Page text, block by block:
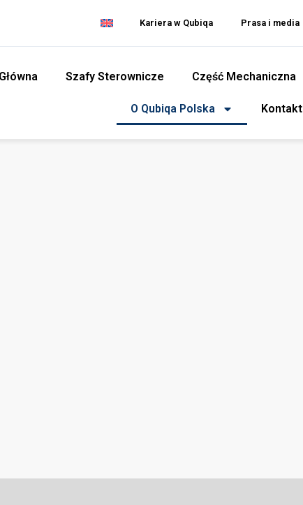
Kariera w Qubiqa Prasa i media
Szafy Sterownicze Część Mechaniczna
O Qubiqa Polska Kontakt